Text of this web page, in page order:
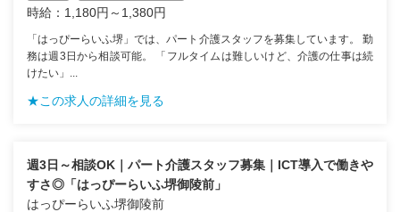
時給：1,180円～1,380円
「はっぴーらいふ堺」では、パート介護スタッフを募集しています。 勤
務は週3日から相談可能。 「フルタイムは難しいけど、介護の仕事は続
けたい」...
★この求人の詳細を見る
週3日～相談OK｜パート介護スタッフ募集｜ICT導入で働きや
すさ◎「はっぴーらいふ堺御陵前」
はっぴーらいふ堺御陵前